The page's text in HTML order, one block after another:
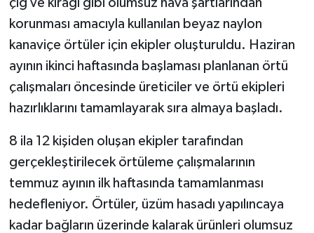
korunması amacıyla kullanılan beyaz naylon
kanaviçe örtüler için ekipler oluşturuldu. Haziran
ayının ikinci haftasında başlaması planlanan örtü
çalışmaları öncesinde üreticiler ve örtü ekipleri
hazırlıklarını tamamlayarak sıra almaya başladı.
8 ila 12 kişiden oluşan ekipler tarafından
gerçekleştirilecek örtüleme çalışmalarının
temmuz ayının ilk haftasında tamamlanması
hedefleniyor. Örtüler, üzüm hasadı yapılıncaya
kadar bağların üzerinde kalarak ürünleri olumsuz